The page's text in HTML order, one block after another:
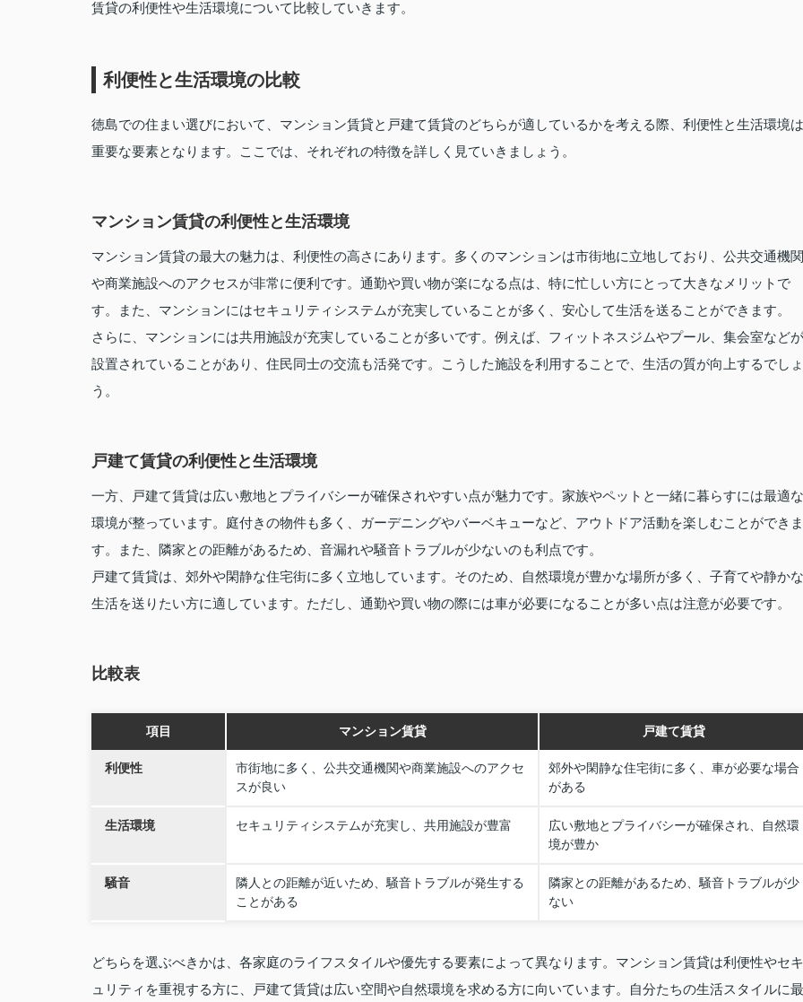
賃貸の利便性や生活環境について比較していきます。
利便性と生活環境の比較
徳島での住まい選びにおいて、マンション賃貸と戸建て賃貸のどちらが適しているかを考える際、利便性と生活環境は
重要な要素となります。ここでは、それぞれの特徴を詳しく見ていきましょう。
マンション賃貸の利便性と生活環境
マンション賃貸の最大の魅力は、利便性の高さにあります。多くのマンションは市街地に立地しており、公共交通機関
や商業施設へのアクセスが非常に便利です。通勤や買い物が楽になる点は、特に忙しい方にとって大きなメリットで
す。また、マンションにはセキュリティシステムが充実していることが多く、安心して生活を送ることができます。
さらに、マンションには共用施設が充実していることが多いです。例えば、フィットネスジムやプール、集会室などが
設置されていることがあり、住民同士の交流も活発です。こうした施設を利用することで、生活の質が向上するでしょ
う。
戸建て賃貸の利便性と生活環境
一方、戸建て賃貸は広い敷地とプライバシーが確保されやすい点が魅力です。家族やペットと一緒に暮らすには最適な
環境が整っています。庭付きの物件も多く、ガーデニングやバーベキューなど、アウトドア活動を楽しむことができま
す。また、隣家との距離があるため、音漏れや騒音トラブルが少ないのも利点です。
戸建て賃貸は、郊外や閑静な住宅街に多く立地しています。そのため、自然環境が豊かな場所が多く、子育てや静かな
生活を送りたい方に適しています。ただし、通勤や買い物の際には車が必要になることが多い点は注意が必要です。
比較表
項目 マンション賃貸 戸建て賃貸
利便性
市街地に多く、公共交通機関や商業施設へのアクセ
スが良い
郊外や閑静な住宅街に多く、車が必要な場合
がある
生活環境 セキュリティシステムが充実し、共用施設が豊富
広い敷地とプライバシーが確保され、自然環
境が豊か
騒音
隣人との距離が近いため、騒音トラブルが発生する
ことがある
隣家との距離があるため、騒音トラブルが少
ない
どちらを選ぶべきかは、各家庭のライフスタイルや優先する要素によって異なります。マンション賃貸は利便性やセキ
ュリティを重視する方に、戸建て賃貸は広い空間や自然環境を求める方に向いています。自分たちの生活スタイルに最